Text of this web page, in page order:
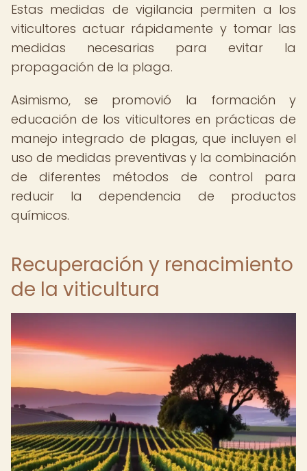
Estas medidas de vigilancia permiten a los
viticultores actuar rápidamente y tomar las
medidas necesarias para evitar la
propagación de la plaga.
Asimismo, se promovió la formación y
educación de los viticultores en prácticas de
manejo integrado de plagas, que incluyen el
uso de medidas preventivas y la combinación
de diferentes métodos de control para
reducir la dependencia de productos
químicos.
Recuperación y renacimiento
de la viticultura